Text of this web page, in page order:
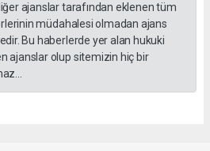
ajanslar tarafından eklenen tüm
müdahalesi olmadan ajans
Bu haberlerde yer alan hukuki
ajanslar olup sitemizin hiç bir